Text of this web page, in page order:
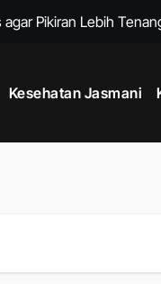
Pikiran Lebih
Menjaga Produktivitas
Menjaga
dengan Kebiasaan
Kesehatan Jasmani